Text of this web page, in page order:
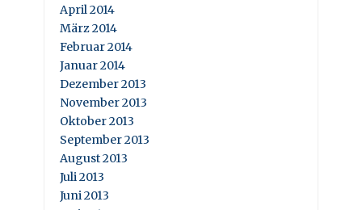
April 2014
März 2014
Februar 2014
Januar 2014
Dezember 2013
November 2013
Oktober 2013
September 2013
August 2013
Juli 2013
Juni 2013